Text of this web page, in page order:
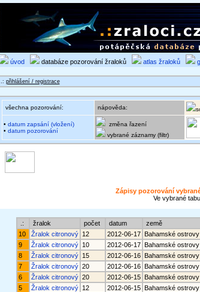
úvod databáze pozorování žraloků atlas žraloků
.: přihlášení / registrace
všechna pozorování: nápověda:
• datum zapsání (vložení)
• datum pozorování
změna řazení
vybrané záznamy (filtr)
Zápisy pozorování
Ve vybrané
.: žralok počet datum země
10
Žralok citronový 12 2012-06-17 Bahamské ostrovy
9
Žralok citronový 10 2012-06-17 Bahamské ostrovy
8
Žralok citronový 15 2012-06-16 Bahamské ostrovy
7
Žralok citronový 20 2012-06-16 Bahamské ostrovy
6
Žralok citronový 20 2012-06-15 Bahamské ostrovy
5
Žralok citronový 12 2012-06-15 Bahamské ostrovy